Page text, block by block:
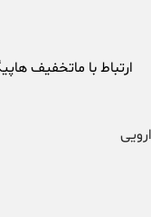
ارتباط با ماتخفیف ها